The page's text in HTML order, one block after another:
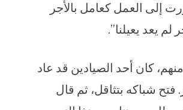
إلى العمل كعامل بالأجر
لم يعد يعيلنا”.
كان أحد الصيادين قد عاد
فتح شباكه بتثاقل، ثم قال